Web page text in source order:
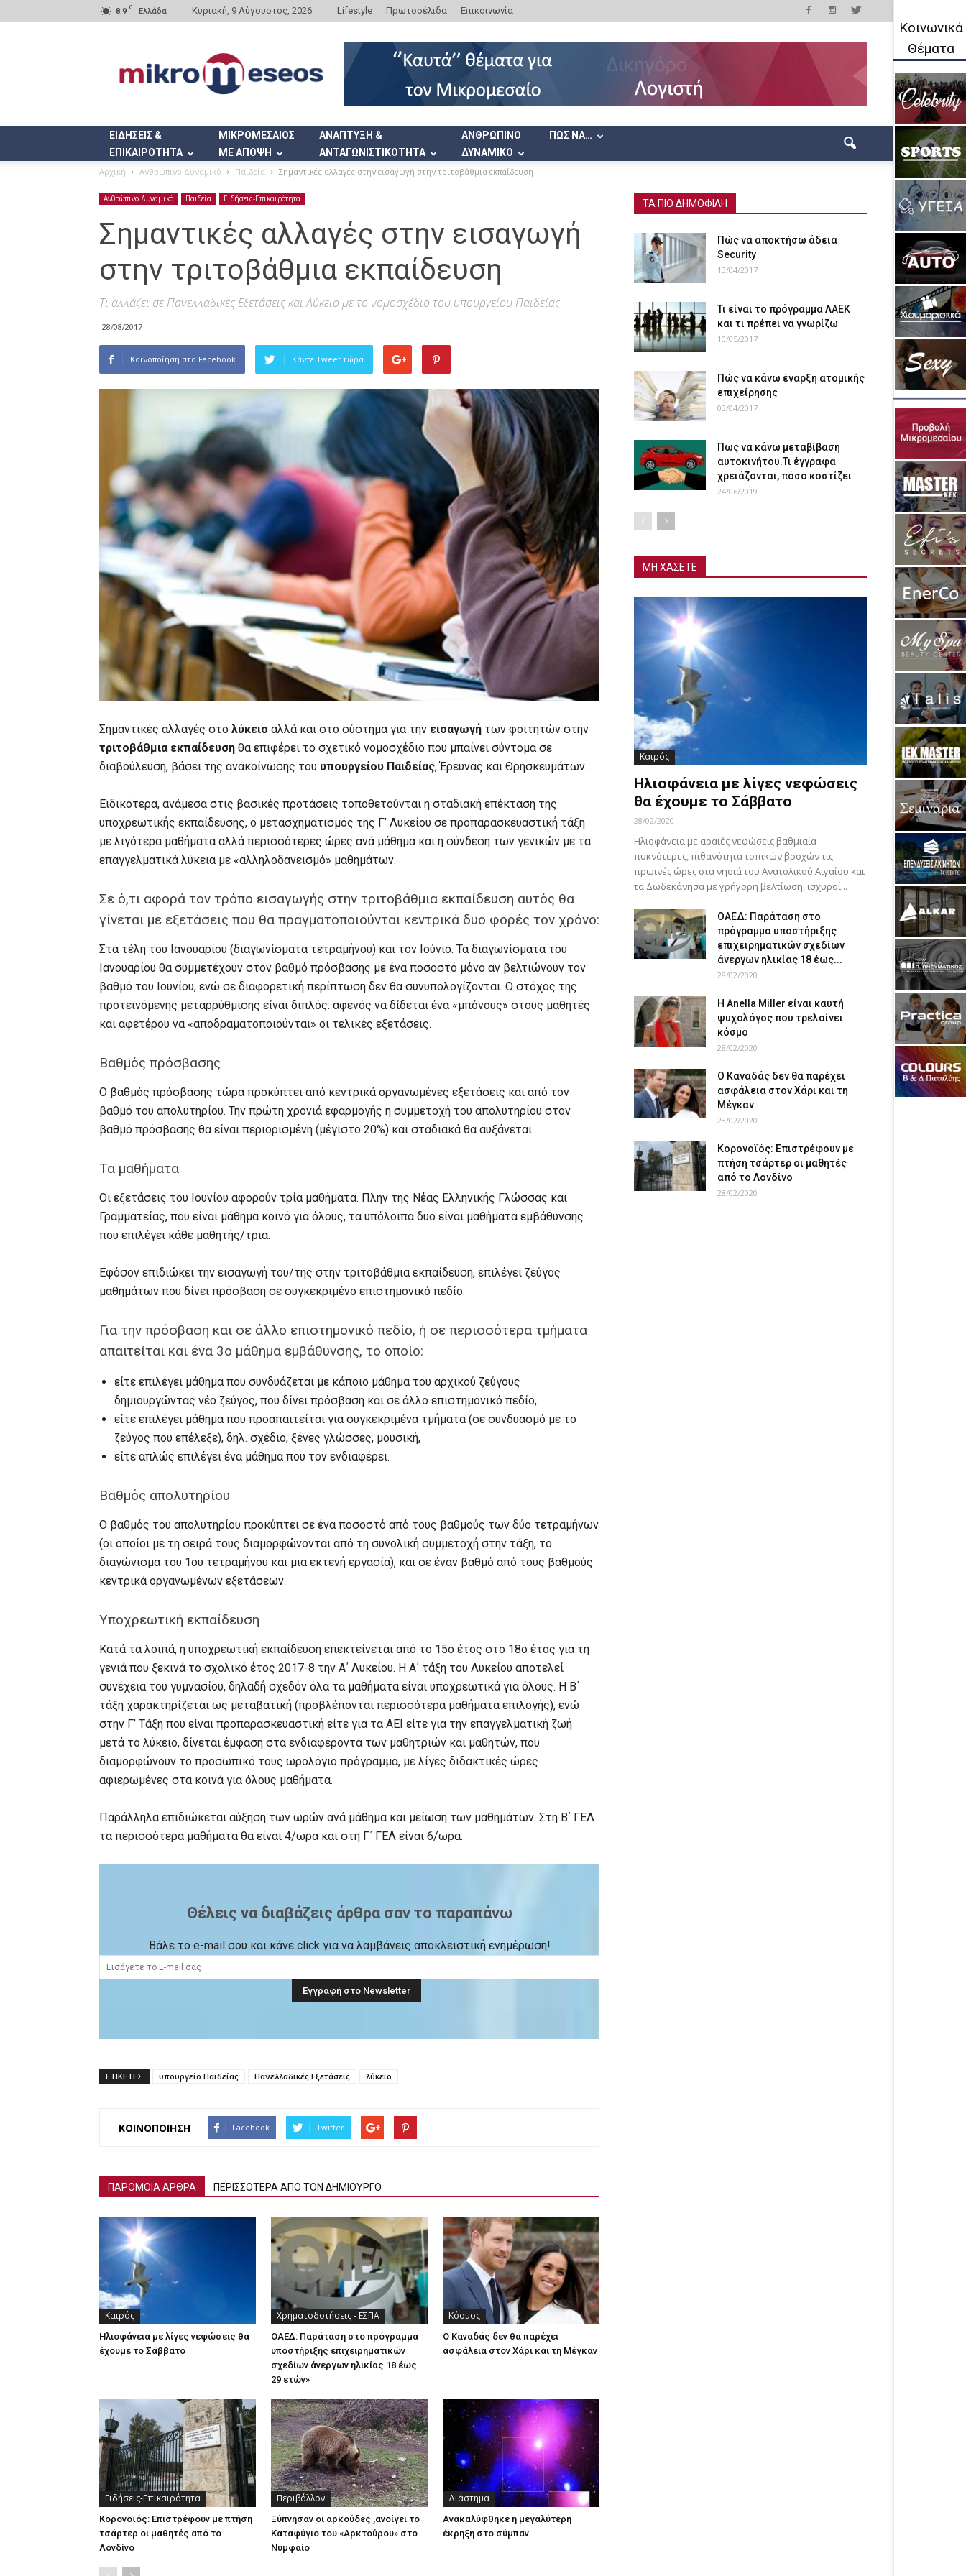
8.9 C Ελλάδα Κυριακή, 9 Αύγουστος, 2026 Lifestyle Πρωτοσέλιδα Επικοινωνία
ΕΙΔΗΣΕΙΣ &
ΕΠΙΚΑΙΡΟΤΗΤΑ
ΜΙΚΡΟΜΕΣΑΙΟΣ
ΜΕ ΑΠΟΨΗ
ΑΝΑΠΤΥΞΗ &
ΑΝΤΑΓΩΝΙΣΤΙΚΟΤΗΤΑ
ΑΝΘΡΩΠΙΝΟ
ΔΥΝΑΜΙΚΟ
ΠΩΣ ΝΑ…
Αρχική Ανθρώπινο Δυναμικό Παιδεία Σημαντικές αλλαγές στην εισαγωγή στην τριτοβάθμια εκπαίδευση
Ανθρώπινο Δυναμικό Παιδεία Ειδήσεις-Επικαιρότητα
Σημαντικές αλλαγές στην εισαγωγή
στην τριτοβάθμια εκπαίδευση
Τι αλλάζει σε Πανελλαδικές Εξετάσεις και Λύκειο με το νομοσχέδιο του υπουργείου Παιδείας
28/08/2017
Κοινοποίηση στο Facebook Κάντε Tweet τώρα
Σημαντικές αλλαγές στο λύκειο αλλά και στο σύστημα για την εισαγωγή των φοιτητών στην
τριτοβάθμια εκπαίδευση θα επιφέρει το σχετικό νομοσχέδιο που μπαίνει σύντομα σε
διαβούλευση, βάσει της ανακοίνωσης του υπουργείου Παιδείας, Έρευνας και Θρησκευμάτων.
Ειδικότερα, ανάμεσα στις βασικές προτάσεις τοποθετούνται η σταδιακή επέκταση της
υποχρεωτικής εκπαίδευσης, ο μετασχηματισμός της Γ’ Λυκείου σε προπαρασκευαστική τάξη
με λιγότερα μαθήματα αλλά περισσότερες ώρες ανά μάθημα και η σύνδεση των γενικών με τα
επαγγελματικά λύκεια με «αλληλοδανεισμό» μαθημάτων.
Σε ό,τι αφορά τον τρόπο εισαγωγής στην τριτοβάθμια εκπαίδευση αυτός θα
γίνεται με εξετάσεις που θα πραγματοποιούνται κεντρικά δυο φορές τον χρόνο:
Στα τέλη του Ιανουαρίου (διαγωνίσματα τετραμήνου) και τον Ιούνιο. Τα διαγωνίσματα του
Ιανουαρίου θα συμμετέχουν στον βαθμό πρόσβασης με ένα ποσοστό μόνο αν βελτιώνουν τον
βαθμό του Ιουνίου, ενώ σε διαφορετική περίπτωση δεν θα συνυπολογίζονται. Ο στόχος της
προτεινόμενης μεταρρύθμισης είναι διπλός: αφενός να δίδεται ένα «μπόνους» στους μαθητές
και αφετέρου να «αποδραματοποιούνται» οι τελικές εξετάσεις.
Βαθμός πρόσβασης
Ο βαθμός πρόσβασης τώρα προκύπτει από κεντρικά οργανωμένες εξετάσεις και από τον
βαθμό του απολυτηρίου. Την πρώτη χρονιά εφαρμογής η συμμετοχή του απολυτηρίου στον
βαθμό πρόσβασης θα είναι περιορισμένη (μέγιστο 20%) και σταδιακά θα αυξάνεται.
Τα μαθήματα
Οι εξετάσεις του Ιουνίου αφορούν τρία μαθήματα. Πλην της Νέας Ελληνικής Γλώσσας και
Γραμματείας, που είναι μάθημα κοινό για όλους, τα υπόλοιπα δυο είναι μαθήματα εμβάθυνσης
που επιλέγει κάθε μαθητής/τρια.
Εφόσον επιδιώκει την εισαγωγή του/της στην τριτοβάθμια εκπαίδευση, επιλέγει ζεύγος
μαθημάτων που δίνει πρόσβαση σε συγκεκριμένο επιστημονικό πεδίο.
Για την πρόσβαση και σε άλλο επιστημονικό πεδίο, ή σε περισσότερα τμήματα
απαιτείται και ένα 3ο μάθημα εμβάθυνσης, το οποίο:
είτε επιλέγει μάθημα που συνδυάζεται με κάποιο μάθημα του αρχικού ζεύγους
δημιουργώντας νέο ζεύγος, που δίνει πρόσβαση και σε άλλο επιστημονικό πεδίο,
είτε επιλέγει μάθημα που προαπαιτείται για συγκεκριμένα τμήματα (σε συνδυασμό με το
ζεύγος που επέλεξε), δηλ. σχέδιο, ξένες γλώσσες, μουσική,
είτε απλώς επιλέγει ένα μάθημα που τον ενδιαφέρει.
Βαθμός απολυτηρίου
Ο βαθμός του απολυτηρίου προκύπτει σε ένα ποσοστό από τους βαθμούς των δύο τετραμήνων
(οι οποίοι με τη σειρά τους διαμορφώνονται από τη συνολική συμμετοχή στην τάξη, το
διαγώνισμα του 1ου τετραμήνου και μια εκτενή εργασία), και σε έναν βαθμό από τους βαθμούς
κεντρικά οργανωμένων εξετάσεων.
Υποχρεωτική εκπαίδευση
Κατά τα λοιπά, η υποχρεωτική εκπαίδευση επεκτείνεται από το 15ο έτος στο 18ο έτος για τη
γενιά που ξεκινά το σχολικό έτος 2017-8 την Α΄ Λυκείου. Η Α΄ τάξη του Λυκείου αποτελεί
συνέχεια του γυμνασίου, δηλαδή σχεδόν όλα τα μαθήματα είναι υποχρεωτικά για όλους. Η Β΄
τάξη χαρακτηρίζεται ως μεταβατική (προβλέπονται περισσότερα μαθήματα επιλογής), ενώ
στην Γ’ Τάξη που είναι προπαρασκευαστική είτε για τα ΑΕΙ είτε για την επαγγελματική ζωή
μετά το λύκειο, δίνεται έμφαση στα ενδιαφέροντα των μαθητριών και μαθητών, που
διαμορφώνουν το προσωπικό τους ωρολόγιο πρόγραμμα, με λίγες διδακτικές ώρες
αφιερωμένες στα κοινά για όλους μαθήματα.
Παράλληλα επιδιώκεται αύξηση των ωρών ανά μάθημα και μείωση των μαθημάτων. Στη Β΄ ΓΕΛ
τα περισσότερα μαθήματα θα είναι 4/ωρα και στη Γ΄ ΓΕΛ είναι 6/ωρα.
Θέλεις να διαβάζεις άρθρα σαν το παραπάνω
Βάλε το e-mail σου και κάνε click για να λαμβάνεις αποκλειστική ενημέρωση!
ΕΤΙΚΕΤΕΣ υπουργείο Παιδείας Πανελλαδικές Εξετάσεις λύκειο
ΚΟΙΝΟΠΟΙΗΣΗ Facebook Twitter
ΠΑΡΟΜΟΙΑ ΑΡΘΡΑ ΠΕΡΙΣΣΟΤΕΡΑ ΑΠΟ ΤΟΝ ΔΗΜΙΟΥΡΓΟ
Καιρός
Ηλιοφάνεια με λίγες νεφώσεις θα
έχουμε το Σάββατο
Χρηματοδοτήσεις - ΕΣΠΑ
ΟΑΕΔ: Παράταση στο πρόγραμμα
υποστήριξης επιχειρηματικών
σχεδίων άνεργων ηλικίας 18 έως
29 ετών»
Κόσμος
Ο Καναδάς δεν θα παρέχει
ασφάλεια στον Χάρι και τη Μέγκαν
Ειδήσεις-Επικαιρότητα
Κορονοϊός: Επιστρέφουν με πτήση
τσάρτερ οι μαθητές από το
Λονδίνο
Περιβάλλον
Ξύπνησαν οι αρκούδες ,ανοίγει το
Καταφύγιο του «Αρκτούρου» στο
Νυμφαίο
Διάστημα
Ανακαλύφθηκε η μεγαλύτερη
έκρηξη στο σύμπαν
ΤΑ ΠΙΟ ΔΗΜΟΦΙΛΗ
Πώς να αποκτήσω άδεια
Security
13/04/2017
Τι είναι το πρόγραμμα ΛΑΕΚ
και τι πρέπει να γνωρίζω
10/05/2017
Πώς να κάνω έναρξη ατομικής
επιχείρησης
03/04/2017
Πως να κάνω μεταβίβαση
αυτοκινήτου.Τι έγγραφα
χρειάζονται, πόσο κοστίζει
24/06/2019
ΜΗ ΧΑΣΕΤΕ
Καιρός
Ηλιοφάνεια με λίγες νεφώσεις
θα έχουμε το Σάββατο
28/02/2020
Ηλιοφάνεια με αραιές νεφώσεις βαθμιαία
πυκνότερες, πιθανότητα τοπικών βροχών τις
πρωινές ώρες στα νησιά του Ανατολικού Αιγαίου και
τα Δωδεκάνησα με γρήγορη βελτίωση, ισχυροί...
ΟΑΕΔ: Παράταση στο
πρόγραμμα υποστήριξης
επιχειρηματικών σχεδίων
άνεργων ηλικίας 18 έως...
28/02/2020
Η Anella Miller είναι καυτή
ψυχολόγος που τρελαίνει
κόσμο
28/02/2020
Ο Καναδάς δεν θα παρέχει
ασφάλεια στον Χάρι και τη
Μέγκαν
28/02/2020
Κορονοϊός: Επιστρέφουν με
πτήση τσάρτερ οι μαθητές
από το Λονδίνο
28/02/2020
Κοινωνικά
Θέματα